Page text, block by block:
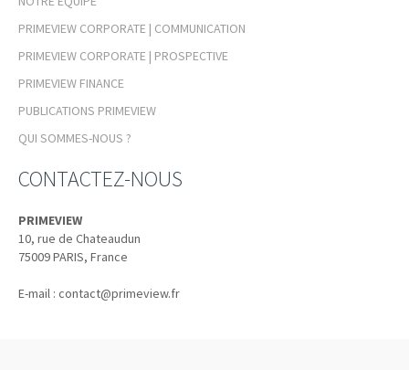
PRIMEVIEW CORPORATE | COMMUNICATION
PRIMEVIEW CORPORATE | PROSPECTIVE
PRIMEVIEW FINANCE
PUBLICATIONS PRIMEVIEW
QUI SOMMES-NOUS ?
CONTACTEZ-NOUS
PRIMEVIEW
10, rue de Chateaudun
75009PARIS, France
E-mail :contact@primeview.fr